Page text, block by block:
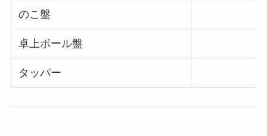
のこ盤
卓上ボール盤
タッパー